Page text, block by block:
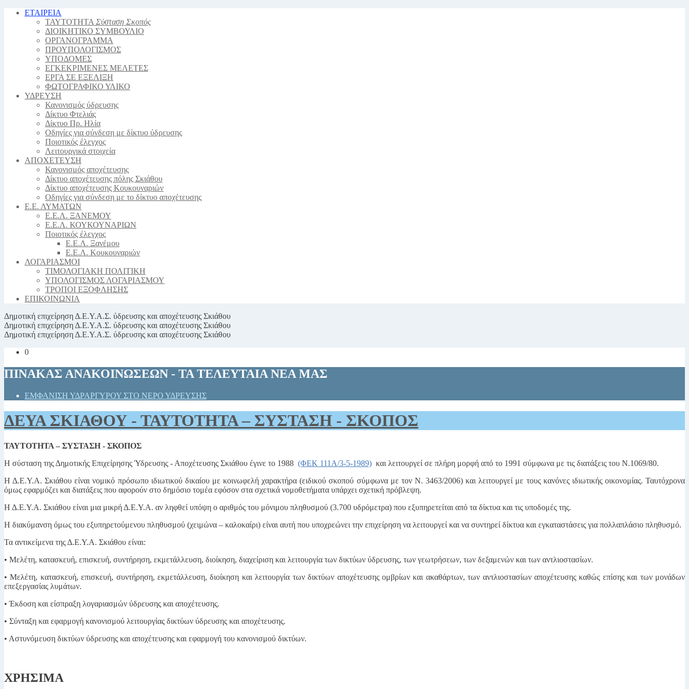
ΕΤΑΙΡΕΙΑ
ΤΑΥΤΟΤΗΤΑ Σύσταση Σκοπός
ΔΙΟΙΚΗΤΙΚΟ ΣΥΜΒΟΥΛΙΟ
ΟΡΓΑΝΟΓΡΑΜΜΑ
ΠΡΟΥΠΟΛΟΓΙΣΜΟΣ
YΠΟΔΟΜΕΣ
ΕΓΚΕΚΡΙΜΕΝΕΣ ΜΕΛΕΤΕΣ
ΕΡΓΑ ΣΕ ΕΞΕΛΙΞΗ
ΦΩΤΟΓΡΑΦΙΚΟ ΥΛΙΚΟ
ΥΔΡΕΥΣΗ
Κανονισμός ύδρευσης
Δίκτυο Φτελιάς
Δίκτυο Πρ. Ηλία
Οδηγίες για σύνδεση με δίκτυο ύδρευσης
Ποιοτικός έλεγχος
Λειτουργικά στοιχεία
ΑΠΟΧΕΤΕΥΣΗ
Κανονισμός αποχέτευσης
Δίκτυο αποχέτευσης πόλης Σκιάθου
Δίκτυο αποχέτευσης Κουκουναριών
Οδηγίες για σύνδεση με το δίκτυο αποχέτευσης
Ε.Ε. ΛΥΜΑΤΩΝ
Ε.Ε.Λ. ΞΑΝΕΜΟΥ
Ε.Ε.Λ. ΚΟΥΚΟΥΝΑΡΙΩΝ
Ποιοτικός έλεγχος
Ε.Ε.Λ. Ξανέμου
Ε.Ε.Λ. Κουκουναριών
ΛΟΓΑΡΙΑΣΜΟΙ
ΤΙΜΟΛΟΓΙΑΚΗ ΠΟΛΙΤΙΚΗ
ΥΠΟΛΟΓΙΣΜΟΣ ΛΟΓΑΡΙΑΣΜΟΥ
ΤΡΟΠΟΙ ΕΞΟΦΛΗΣΗΣ
ΕΠΙΚΟΙΝΩΝΙΑ
Δημοτική επιχείρηση Δ.Ε.Υ.Α.Σ. ύδρευσης και αποχέτευσης Σκιάθου
Δημοτική επιχείρηση Δ.Ε.Υ.Α.Σ. ύδρευσης και αποχέτευσης Σκιάθου
Δημοτική επιχείρηση Δ.Ε.Υ.Α.Σ. ύδρευσης και αποχέτευσης Σκιάθου
0
ΠΙΝΑΚΑΣ ΑΝΑΚΟΙΝΩΣΕΩΝ - ΤΑ ΤΕΛΕΥΤΑΙΑ ΝΕΑ ΜΑΣ
ΕΜΦΑΝΙΣΗ ΥΔΡΑΡΓΥΡΟΥ ΣΤΟ ΝΕΡΟ ΥΔΡΕΥΣΗΣ
ΔΕΥΑ ΣΚΙΑΘΟΥ - ΤΑΥΤΟΤΗΤΑ – ΣΥΣΤΑΣΗ - ΣΚΟΠΟΣ
ΤΑΥΤΟΤΗΤΑ – ΣΥΣΤΑΣΗ - ΣΚΟΠΟΣ
Η σύσταση της Δημοτικής Επιχείρησης Ύδρευσης - Αποχέτευσης Σκιάθου έγινε το 1988 (ΦΕΚ 111Α/3-5-1989) και λειτουργεί σε πλήρη μορφή από το 1991 σύμφωνα με τις διατάξεις του Ν.1069/80.
Η Δ.Ε.Υ.Α. Σκιάθου είναι νομικό πρόσωπο ιδιωτικού δικαίου με κοινωφελή χαρακτήρα (ειδικού σκοπού σύμφωνα με τον Ν. 3463/2006) και λειτουργεί με τους κανόνες ιδιωτικής οικονομίας. Ταυτόχρονα
όμως εφαρμόζει και διατάξεις που αφορούν στο δημόσιο τομέα εφόσον στα σχετικά νομοθετήματα υπάρχει σχετική πρόβλεψη.
Η Δ.Ε.Υ.Α. Σκιάθου είναι μια μικρή Δ.Ε.Υ.Α. αν ληφθεί υπόψη ο αριθμός του μόνιμου πληθυσμού (3.700 υδρόμετρα) που εξυπηρετείται από τα δίκτυα και τις υποδομές της.
Η διακύμανση όμως του εξυπηρετούμενου πληθυσμού (χειμώνα – καλοκαίρι) είναι αυτή που υποχρεώνει την επιχείρηση να λειτουργεί και να συντηρεί δίκτυα και εγκαταστάσεις για πολλαπλάσιο πληθυσμό.
Τα αντικείμενα της Δ.Ε.Υ.Α. Σκιάθου είναι:
• Μελέτη, κατασκευή, επισκευή, συντήρηση, εκμετάλλευση, διοίκηση, διαχείριση και λειτουργία των δικτύων ύδρευσης, των γεωτρήσεων, των δεξαμενών και των αντλιοστασίων.
• Μελέτη, κατασκευή, επισκευή, συντήρηση, εκμετάλλευση, διοίκηση και λειτουργία των δικτύων αποχέτευσης ομβρίων και ακαθάρτων, των αντλιοστασίων αποχέτευσης καθώς επίσης και των μονάδων
επεξεργασίας λυμάτων.
• Έκδοση και είσπραξη λογαριασμών ύδρευσης και αποχέτευσης.
• Σύνταξη και εφαρμογή κανονισμού λειτουργίας δικτύων ύδρευσης και αποχέτευσης.
• Αστυνόμευση δικτύων ύδρευσης και αποχέτευσης και εφαρμογή του κανονισμού δικτύων.
ΧΡΗΣΙΜΑ